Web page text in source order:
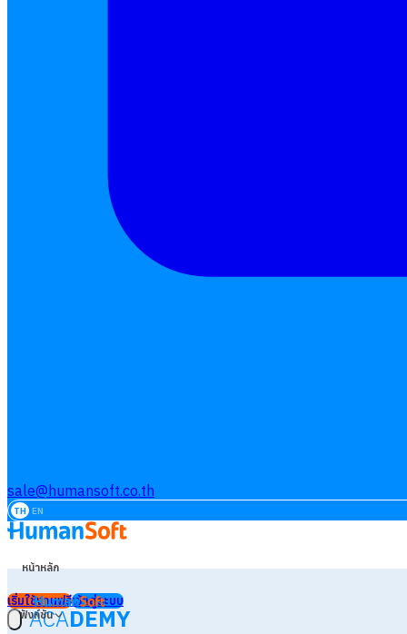
sale@humansoft.co.th
TH EN
หน้าหลัก
ฟังก์ชัน
เริ่มใช้งานฟรีเข้าสู่ระบบ
ACADEMY